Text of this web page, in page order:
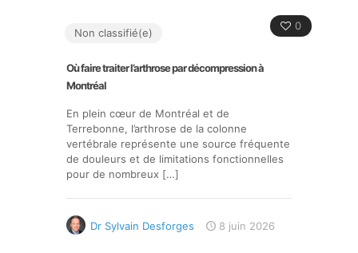
0
Non classifié(e)
Où faire traiter l’arthrose par décompression à
Montréal
En plein cœur de Montréal et de
Terrebonne, l’arthrose de la colonne
vertébrale représente une source fréquente
de douleurs et de limitations fonctionnelles
pour de nombreux […]
Dr Sylvain Desforges 8 juin 2026